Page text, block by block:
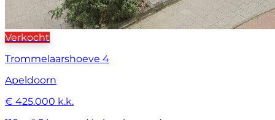
Verkocht
Trommelaarshoeve 4
Apeldoorn
€ 425.000 k.k.